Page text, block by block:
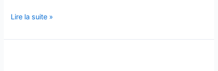
Que
en
Lire la suite »